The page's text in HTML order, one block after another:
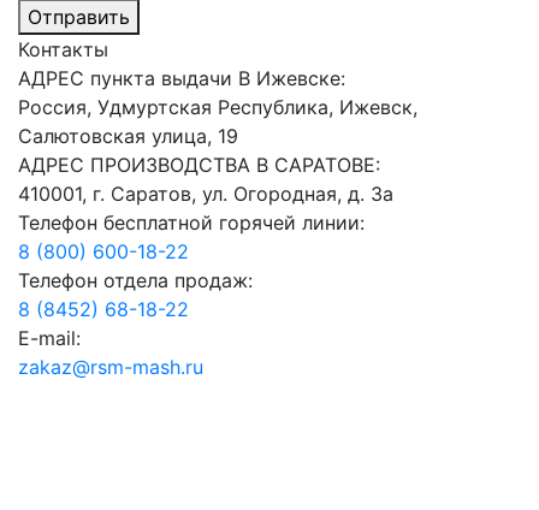
Отправить
Контакты
АДРЕС пункта выдачи В Ижевске:
Россия, Удмуртская Республика, Ижевск,
Салютовская улица, 19
АДРЕС ПРОИЗВОДСТВА В САРАТОВЕ:
410001, г. Саратов, ул. Огородная, д. 3а
Телефон бесплатной горячей линии:
8 (800) 600-18-22
Телефон отдела продаж:
8 (8452) 68-18-22
E-mail:
zakaz@rsm-mash.ru